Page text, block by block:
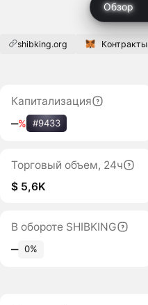
Обзор
shibking.org Контракты
Капитализация
‒% #9433
Торговый объем, 24ч
$ 5,6K
В обороте SHIBKING
‒ 0%